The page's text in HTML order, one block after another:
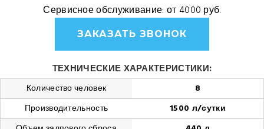
Сервисное обслуживание: от 4000 руб.
ЗАКАЗАТЬ ЗВОНОК
ТЕХНИЧЕСКИЕ ХАРАКТЕРИСТИКИ:
Количество человек
8
Производительность
1500 л/сутки